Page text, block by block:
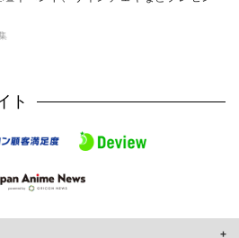
ト